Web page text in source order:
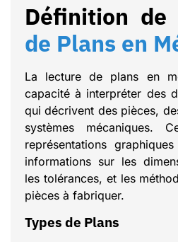
Définition de
de Plans en
La lecture de plans en
capacité à interpréter des
qui décrivent des pièces,
systèmes mécaniques.
représentations
informations sur les
les tolérances, et les
pièces à fabriquer.
Types de Plans